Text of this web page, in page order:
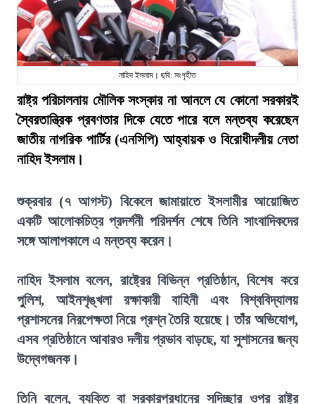
নাহিদ ইসলাম। ছবি: সংগৃহীত
রাষ্ট্র পরিচালনায় মৌলিক সংস্কার না আনলে যে কোনো সরকারই
স্বৈরতান্ত্রিক প্রবণতার দিকে যেতে পারে বলে মন্তব্য করেছেন
জাতীয় নাগরিক পার্টির (এনসিপি) আহ্বায়ক ও বিরোধীদলীয় নেতা
নাহিদ ইসলাম।
শুক্রবার (৭ আগস্ট) বিকেলে জামায়াতে ইসলামীর আয়োজিত
একটি আলোকচিত্র প্রদর্শনী পরিদর্শন শেষে তিনি সাংবাদিকদের
সঙ্গে আলাপকালে এ মন্তব্য করেন।
নাহিদ ইসলাম বলেন, রাষ্ট্রের বিভিন্ন প্রতিষ্ঠান, বিশেষ করে
পুলিশ, আইনশৃঙ্খলা রক্ষাকারী বাহিনী এবং বিশ্ববিদ্যালয়
প্রশাসনের নিরপেক্ষতা নিয়ে প্রশ্ন তৈরি হয়েছে। তাঁর অভিযোগ,
এসব প্রতিষ্ঠানে আবারও দলীয় প্রভাব বাড়ছে, যা সুশাসনের জন্য
উদ্বেগজনক।
তিনি বলেন, ব্যক্তি বা সরকারপ্রধানের সদিচ্ছার ওপর রাষ্ট্র